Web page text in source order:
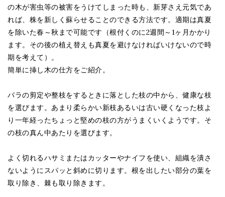
の木が害虫等の被害をうけてしまった時も、新芽さえ元気であ
れば、株を新しく蘇らせることのできる方法です。適期は真夏
を除いた春～秋まで可能です（根付くのに2週間～1ヶ月かかり
ます。その後の植え替えも真夏を避けなければいけないので時
期を考えて）。
簡単に挿し木の仕方をご紹介。
バラの剪定や整枝をするときに落とした枝の中から、健康な枝
を選びます。あまり柔らかい新枝あるいは古い硬くなった枝よ
り一年経ったちょっと堅めの枝の方がうまくいくようです。そ
の枝の真ん中あたりを選びます。
よく切れるハサミまたはカッターやナイフを使い、組織を潰さ
ないようにスパッと斜めに切ります。根を出したい部分の葉を
取り除き、棘も取り除きます。